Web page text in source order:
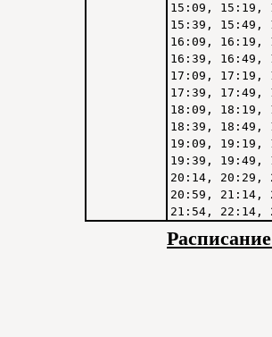
15:09, 15:19,
15:39, 15:49,
16:09, 16:19,
16:39, 16:49,
17:09, 17:19,
17:39, 17:49,
18:09, 18:19,
18:39, 18:49,
19:09, 19:19,
19:39, 19:49,
20:14, 20:29,
20:59, 21:14,
21:54, 22:14,